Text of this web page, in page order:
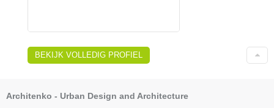
BEKIJK VOLLEDIG PROFIEL
Architenko - Urban Design and Architecture